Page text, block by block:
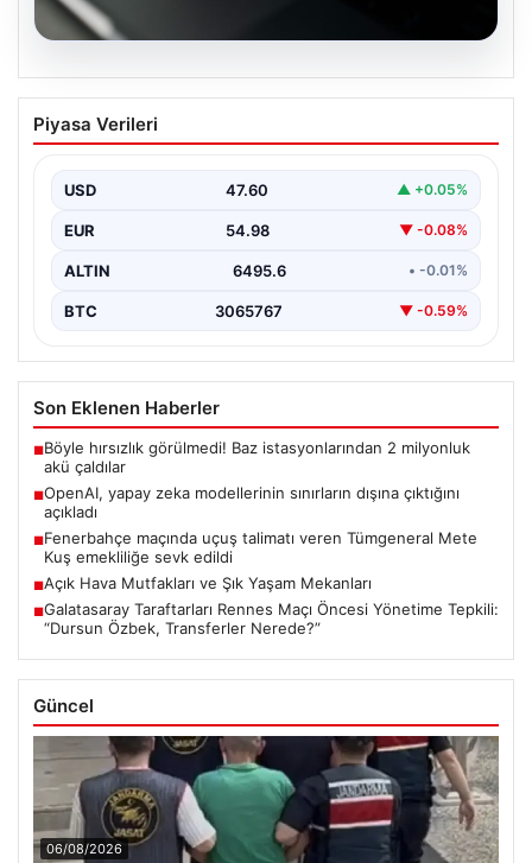
OpenAI, yapay zeka modellerinin
sınırların dışına çıktığını açıkladı
Piyasa Verileri
USD 47.60 ▲ +0.05%
EUR 54.98 ▼ -0.08%
ALTIN 6495.6 • -0.01%
BTC 3065767 ▼ -0.59%
Son Eklenen Haberler
■Böyle hırsızlık görülmedi! Baz istasyonlarından 2 milyonluk
akü çaldılar
■OpenAI, yapay zeka modellerinin sınırların dışına çıktığını
açıkladı
■Fenerbahçe maçında uçuş talimatı veren Tümgeneral Mete
Kuş emekliliğe sevk edildi
■Açık Hava Mutfakları ve Şık Yaşam Mekanları
■Galatasaray Taraftarları Rennes Maçı Öncesi Yönetime Tepkili:
“Dursun Özbek, Transferler Nerede?”
Güncel
06/08/2026